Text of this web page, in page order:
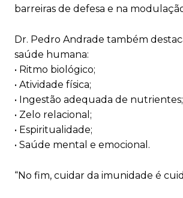
barreiras de defesa e na
Dr. Pedro Andrade também
saúde humana:
• Ritmo biológico;
• Atividade física;
• Ingestão adequada de nutrientes;
• Zelo relacional;
• Espiritualidade;
• Saúde mental e emocional.
“No fim, cuidar da imunidade é